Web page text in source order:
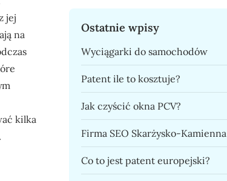
jej
na
kilka
Ostatnie wpisy
Wyciągarki do samochodów
Patent ile to kosztuje?
Jak czyścić okna PCV?
Firma SEO Skarżysko-Kamienna
Co to jest patent europejski?